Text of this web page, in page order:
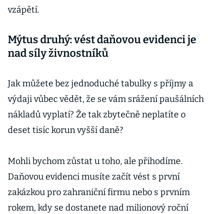
vzápětí.
Mýtus druhý: vést daňovou evidenci je
nad síly živnostníků
Jak můžete bez jednoduché tabulky s příjmy a
výdaji vůbec vědět, že se vám srážení paušálních
nákladů vyplatí? Že tak zbytečně neplatíte o
deset tisíc korun vyšší daně?
Mohli bychom zůstat u toho, ale přihodíme.
Daňovou evidenci musíte začít vést s první
zakázkou pro zahraniční firmu nebo s prvním
rokem, kdy se dostanete nad milionový roční